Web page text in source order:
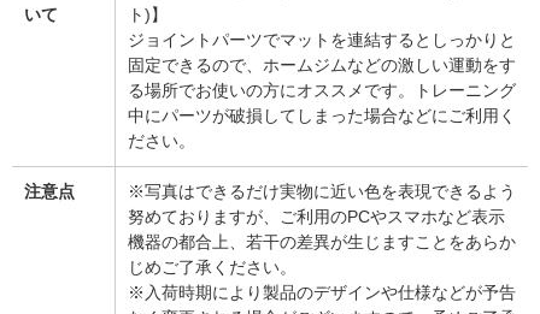
いて
ト)】
ジョイントパーツでマットを連結するとしっかりと
固定できるので、ホームジムなどの激しい運動をす
る場所でお使いの方にオススメです。トレーニング
中にパーツが破損してしまった場合などにご利用く
ださい。
注意点
※写真はできるだけ実物に近い色を表現できるよう
努めておりますが、ご利用のPCやスマホなど表示
機器の都合上、若干の差異が生じますことをあらか
じめご了承ください。
※入荷時期により製品のデザインや仕様などが予告